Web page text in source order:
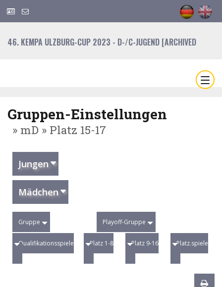
46. KEMPA ULZBURG-CUP 2023 - D-/C-JUGEND [ARCHIVED
Gruppen-Einstellungen
» mD » Platz 15-17
Jungen
Mädchen
Gruppe Playoff-Gruppe
Qualifikationsspiele Platz 1-8 Platz 9-16 Platz.spiele